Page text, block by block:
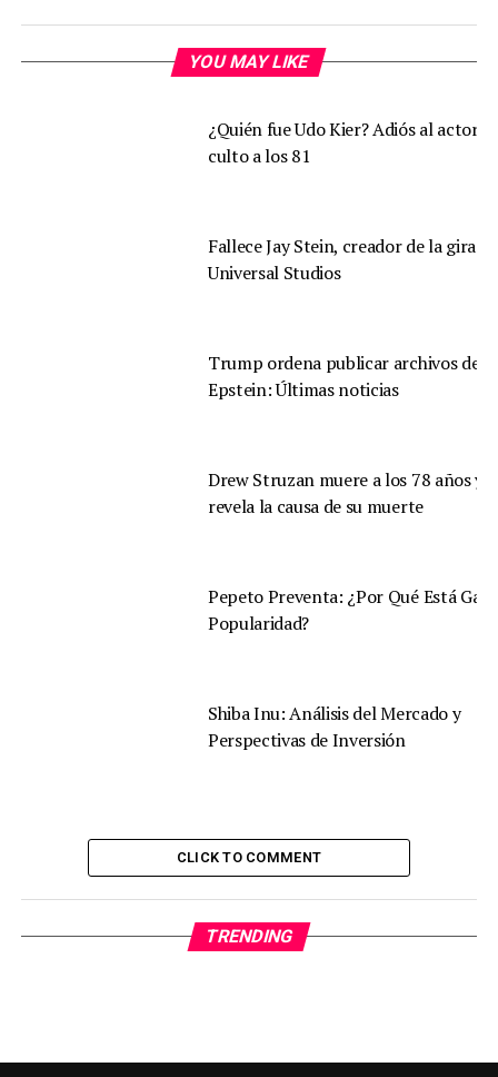
YOU MAY LIKE
¿Quién fue Udo Kier? Adiós al actor
culto a los 81
Fallece Jay Stein, creador de la gira de
Universal Studios
Trump ordena publicar archivos de
Epstein: Últimas noticias
Drew Struzan muere a los 78 años y
revela la causa de su muerte
Pepeto Preventa: ¿Por Qué Está
Popularidad?
Shiba Inu: Análisis del Mercado y
Perspectivas de Inversión
CLICK TO COMMENT
TRENDING